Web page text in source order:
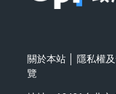
關於本站 隱私權
覽